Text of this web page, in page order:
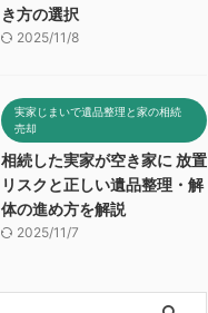
き方の選択
2025/11/8
実家じまいで遺品整理と家の相続
売却
相続した実家が空き家に 放置
リスクと正しい遺品整理・解
体の進め方を解説
2025/11/7